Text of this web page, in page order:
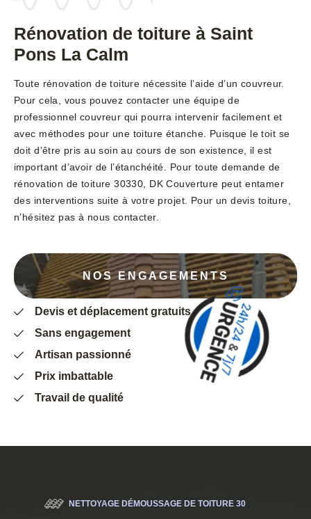
Rénovation de toiture à Saint
Pons La Calm
Toute rénovation de toiture nécessite l’aide d’un couvreur.
Pour cela, vous pouvez contacter une équipe de
professionnel couvreur qui pourra intervenir facilement et
avec méthodes pour une toiture étanche. Puisque le toit se
doit d’être pris au soin au cours de son existence, il est
important d’avoir de l’étanchéité. Pour toute demande de
rénovation de toiture 30330, DK Couverture peut entamer
des interventions suite à votre projet. Pour un devis toiture,
n’hésitez pas à nous contacter.
NOS ENGAGEMENTS
Devis et déplacement gratuits
Sans engagement
Artisan passionné
Prix imbattable
Travail de qualité
NETTOYAGE DÉMOUSSAGE DE TOITURE 30